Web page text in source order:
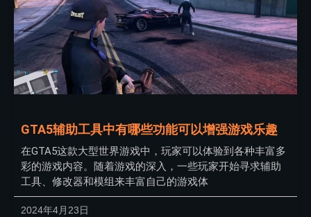
GTA5辅助工具中有哪些功能可以增强游戏乐趣
在GTA5这款大型世界游戏中，玩家可以体验到各种丰富多
彩的游戏内容。随着游戏的深入，一些玩家开始寻求辅助
工具、修改器和模组来丰富自己的游戏体
2024年4月23日